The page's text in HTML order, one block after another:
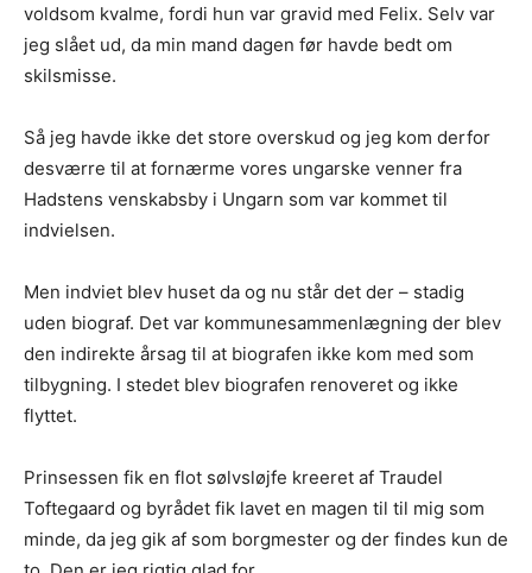
voldsom kvalme, fordi hun var gravid med Felix. Selv var
jeg slået ud, da min mand dagen før havde bedt om
skilsmisse.
Så jeg havde ikke det store overskud og jeg kom derfor
desværre til at fornærme vores ungarske venner fra
Hadstens venskabsby i Ungarn som var kommet til
indvielsen.
Men indviet blev huset da og nu står det der – stadig
uden biograf. Det var kommunesammenlægning der blev
den indirekte årsag til at biografen ikke kom med som
tilbygning. I stedet blev biografen renoveret og ikke
flyttet.
Prinsessen fik en flot sølvsløjfe kreeret af Traudel
Toftegaard og byrådet fik lavet en magen til til mig som
minde, da jeg gik af som borgmester og der findes kun de